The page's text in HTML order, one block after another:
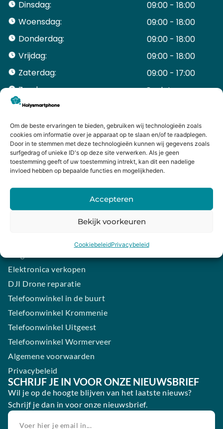
Om de beste ervaringen te bieden, gebruiken wij technologieën zoals
cookies om informatie over je apparaat op te slaan en/of te raadplegen.
Door in te stemmen met deze technologieën kunnen wij gegevens zoals
surfgedrag of unieke ID's op deze site verwerken. Als je geen
toestemming geeft of uw toestemming intrekt, kan dit een nadelige
invloed hebben op bepaalde functies en mogelijkheden.
Accepteren
Bekijk voorkeuren
CookiebeleidPrivacybeleid
Dinsdag:
09:00 - 18:00
Woensdag:
09:00 - 18:00
Donderdag:
09:00 - 18:00
Vrijdag:
09:00 - 18:00
Zaterdag:
09:00 - 17:00
Zondag:
Gesloten ​ ​ ​ ​ ​ ​ ​
ACCOUNT
Bestellingen
Mijn winkelwagen
HANDIGE LINKS
Levering en retourneren
iPhone laten maken
Samsung smartphone laten maken
Elektronica verkopen
DJI Drone reparatie
Telefoonwinkel in de buurt
Telefoonwinkel Krommenie
Telefoonwinkel Uitgeest
Telefoonwinkel Wormerveer
Algemene voorwaarden
Privacybeleid
SCHRIJF JE IN VOOR ONZE NIEUWSBRIEF
Wil je op de hoogte blijven van het laatste nieuws?
Schrijf je dan in voor onze nieuwsbrief.